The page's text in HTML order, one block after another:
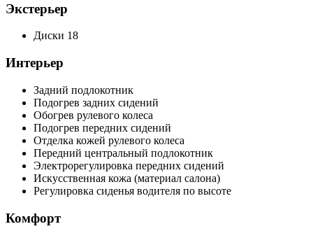
Экстерьер
Диски 18
Интерьер
Задний подлокотник
Подогрев задних сидений
Обогрев рулевого колеса
Подогрев передних сидений
Отделка кожей рулевого колеса
Передний центральный подлокотник
Электрорегулировка передних сидений
Искусственная кожа (материал салона)
Регулировка сиденья водителя по высоте
Комфорт